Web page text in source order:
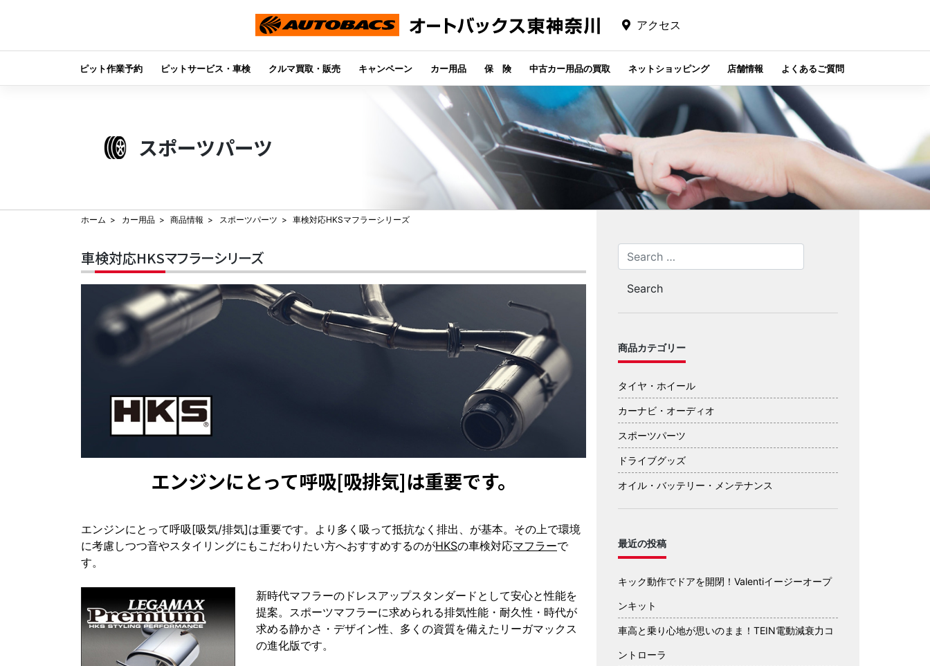
アクセス
ピット作業予約 ピットサービス・車検 クルマ買取・販売 キャンペーン カー用品 保 険 中古カー用品の買取 ネットショッピング 店舗情報 よくあるご質問
スポーツパーツ
ホーム カー用品 商品情報 スポーツパーツ 車検対応HKSマフラーシリーズ
車検対応HKSマフラーシリーズ
エンジンにとって呼吸[吸排気]は重要です。
エンジンにとって呼吸[吸気/排気]は重要です。より多く吸って抵抗なく排出、が基本。その上で環境
に考慮しつつ音やスタイリングにもこだわりたい方へおすすめするのがHKSの車検対応マフラーで
す。
新時代マフラーのドレスアップスタンダードとして安心と性能を
提案。スポーツマフラーに求められる排気性能・耐久性・時代が
求める静かさ・デザイン性、多くの資質を備えたリーガマックス
の進化版です。
商品カテゴリー
タイヤ・ホイール
カーナビ・オーディオ
スポーツパーツ
ドライブグッズ
オイル・バッテリー・メンテナンス
最近の投稿
キック動作でドアを開閉！Valentiイージーオープ
ンキット
車高と乗り心地が思いのまま！TEIN電動減衰力コ
ントローラ